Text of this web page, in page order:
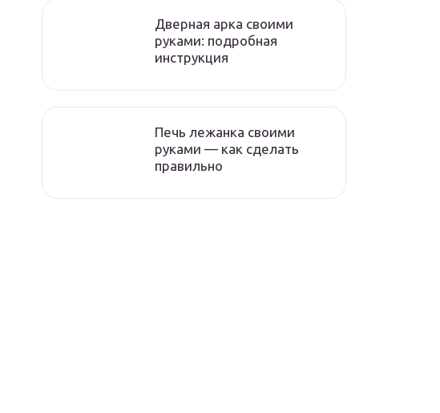
Дверная арка своими
руками: подробная
инструкция
Печь лежанка своими
руками — как сделать
правильно